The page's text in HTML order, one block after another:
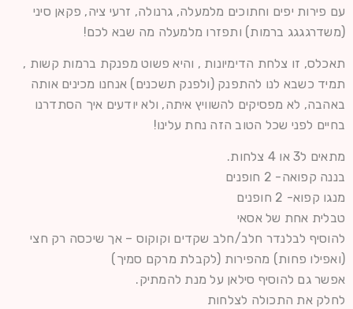
עם פירות יפים וחתוכים מלמעלה, גרנולה, זרעי ציה, פקאן סיני
(משדרגגגג ברמות) ותפזרו מלמעלה מה שבא לכם!
תאכלס, זו צלחת הדימיונות , והיא פשוט מפנקת ברמות קשות ,
תמיד כשבא לנו להתפנק (ולפנק תשכנים) אנחנו מכינים אותה
באהבה, לא מפסיקים להשוויץ איתה, ולא יודעים איך הסתדרנו
בחיים לפני שכל הטוב הזה נחת עלינו!
מתאים ל3 או 4 צלחות.
בננה קפואה- 2 חופנים
מנגו קפוא- 2 חופנים
טבלית אחת של אסאי
להוסיף לבלנדר חלב/חלב שקדים וקוקוס – אך שיכסה רק חצי
(ואפילו פחות) מהפירות (לקבלת מרקם סמיך)
אפשר גם להוסיף סילאן על מנת להמתיק.
לחלק את התכולה לצלחות